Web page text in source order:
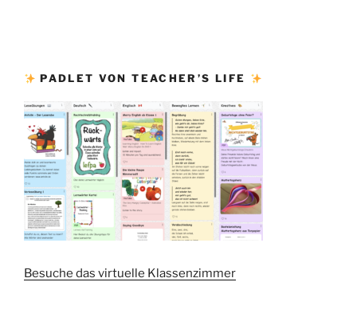
PADLET VON TEACHER’S LIFE
Besuche das virtuelle Klassenzimmer